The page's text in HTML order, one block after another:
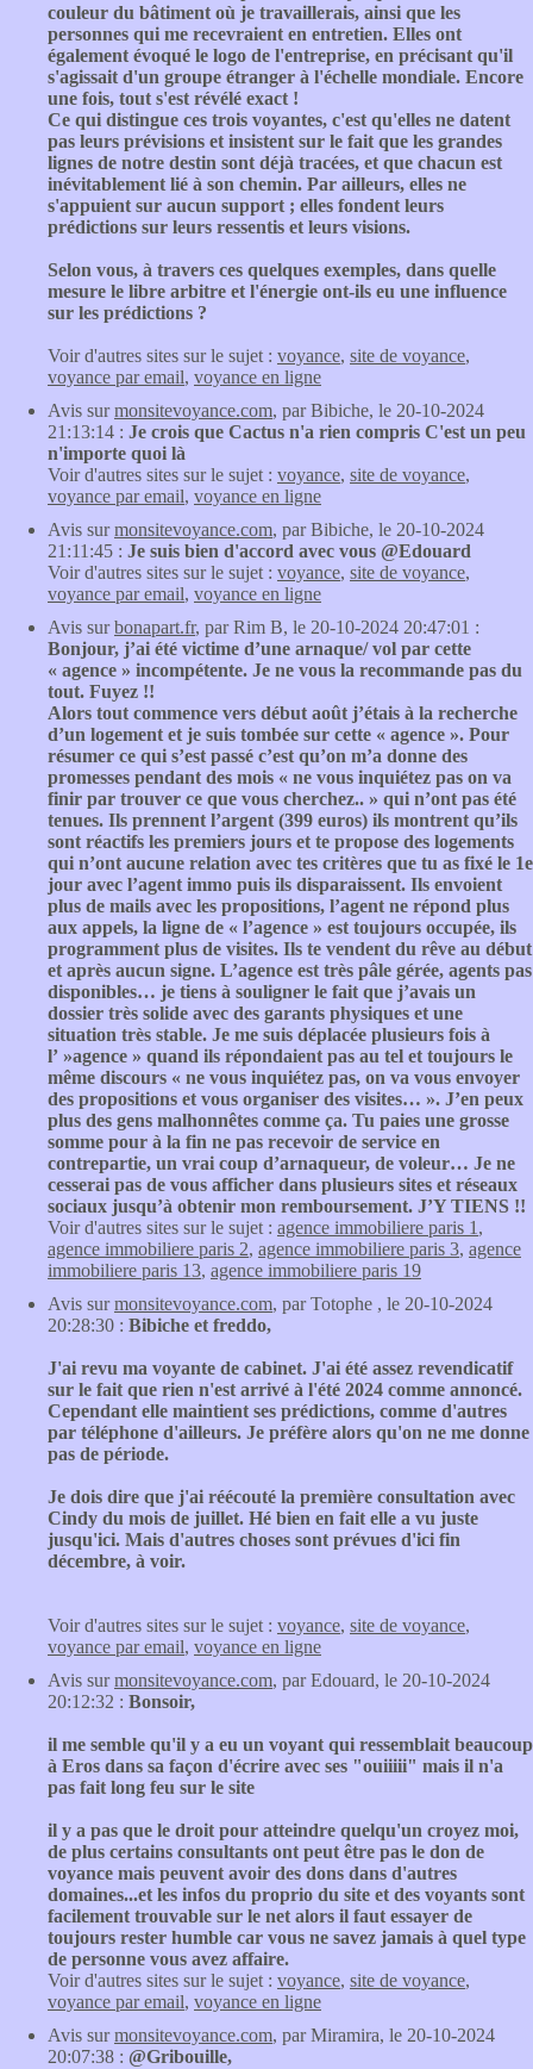
couleur du bâtiment où je travaillerais, ainsi que les
personnes qui me recevraient en entretien. Elles ont
également évoqué le logo de l'entreprise, en précisant qu'il
s'agissait d'un groupe étranger à l'échelle mondiale. Encore
une fois, tout s'est révélé exact !
Ce qui distingue ces trois voyantes, c'est qu'elles ne datent
pas leurs prévisions et insistent sur le fait que les grandes
lignes de notre destin sont déjà tracées, et que chacun est
inévitablement lié à son chemin. Par ailleurs, elles ne
s'appuient sur aucun support ; elles fondent leurs
prédictions sur leurs ressentis et leurs visions.
Selon vous, à travers ces quelques exemples, dans quelle
mesure le libre arbitre et l'énergie ont-ils eu une influence
sur les prédictions ?
Voir d'autres sites sur le sujet : voyance, site de voyance,
voyance par email, voyance en ligne
Avis surmonsitevoyance.com, par Bibiche, le 20-10-2024
21:13:14 : Je crois que Cactus n'a rien compris C'est un peu
n'importe quoi là
Voir d'autres sites sur le sujet : voyance, site de voyance,
voyance par email, voyance en ligne
Avis surmonsitevoyance.com, par Bibiche, le 20-10-2024
21:11:45 : Je suis bien d'accord avec vous @Edouard
Voir d'autres sites sur le sujet : voyance, site de voyance,
voyance par email, voyance en ligne
Avis surbonapart.fr, par Rim B, le 20-10-2024 20:47:01 :
Bonjour, j’ai été victime d’une arnaque/ vol par cette
« agence » incompétente. Je ne vous la recommande pas du
tout. Fuyez !!
Alors tout commence vers début août j’étais à la recherche
d’un logement et je suis tombée sur cette « agence ». Pour
résumer ce qui s’est passé c’est qu’on m’a donne des
promesses pendant des mois « ne vous inquiétez pas on va
finir par trouver ce que vous cherchez.. » qui n’ont pas été
tenues. Ils prennent l’argent (399 euros) ils montrent qu’ils
sont réactifs les premiers jours et te propose des logements
qui n’ont aucune relation avec tes critères que tu as fixé le 1e
jour avec l’agent immo puis ils disparaissent. Ils envoient
plus de mails avec les propositions, l’agent ne répond plus
aux appels, la ligne de « l’agence » est toujours occupée, ils
programment plus de visites. Ils te vendent du rêve au début
et après aucun signe. L’agence est très pâle gérée, agents pas
disponibles… je tiens à souligner le fait que j’avais un
dossier très solide avec des garants physiques et une
situation très stable. Je me suis déplacée plusieurs fois à
l’ »agence » quand ils répondaient pas au tel et toujours le
même discours « ne vous inquiétez pas, on va vous envoyer
des propositions et vous organiser des visites… ». J’en peux
plus des gens malhonnêtes comme ça. Tu paies une grosse
somme pour à la fin ne pas recevoir de service en
contrepartie, un vrai coup d’arnaqueur, de voleur… Je ne
cesserai pas de vous afficher dans plusieurs sites et réseaux
sociaux jusqu’à obtenir mon remboursement. J’Y TIENS !!
Voir d'autres sites sur le sujet : agence immobiliere paris 1 ,
agence immobiliere paris 2, agence immobiliere paris 3, agence
immobiliere paris 13, agence immobiliere paris 19
Avis surmonsitevoyance.com, par Totophe , le 20-10-2024
20:28:30 : Bibiche et freddo,
J'ai revu ma voyante de cabinet. J'ai été assez revendicatif
sur le fait que rien n'est arrivé à l'été 2024 comme annoncé.
Cependant elle maintient ses prédictions, comme d'autres
par téléphone d'ailleurs. Je préfère alors qu'on ne me donne
pas de période.
Je dois dire que j'ai réécouté la première consultation avec
Cindy du mois de juillet. Hé bien en fait elle a vu juste
jusqu'ici. Mais d'autres choses sont prévues d'ici fin
décembre, à voir.
Voir d'autres sites sur le sujet : voyance, site de voyance,
voyance par email, voyance en ligne
Avis surmonsitevoyance.com, par Edouard, le 20-10-2024
20:12:32 : Bonsoir,
il me semble qu'il y a eu un voyant qui ressemblait beaucoup
à Eros dans sa façon d'écrire avec ses "ouiiiii" mais il n'a
pas fait long feu sur le site
il y a pas que le droit pour atteindre quelqu'un croyez moi,
de plus certains consultants ont peut être pas le don de
voyance mais peuvent avoir des dons dans d'autres
domaines...et les infos du proprio du site et des voyants sont
facilement trouvable sur le net alors il faut essayer de
toujours rester humble car vous ne savez jamais à quel type
de personne vous avez affaire.
Voir d'autres sites sur le sujet : voyance, site de voyance,
voyance par email, voyance en ligne
Avis surmonsitevoyance.com, par Miramira, le 20-10-2024
20:07:38 : @Gribouille,